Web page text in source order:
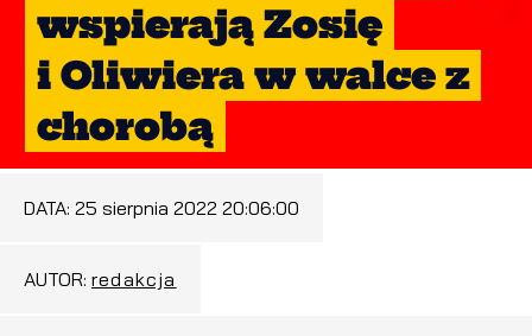
wspierają Zosię
i Oliwiera w walce z
chorobą
DATA: 25 sierpnia 2022 20:06:00
AUTOR: redakcja